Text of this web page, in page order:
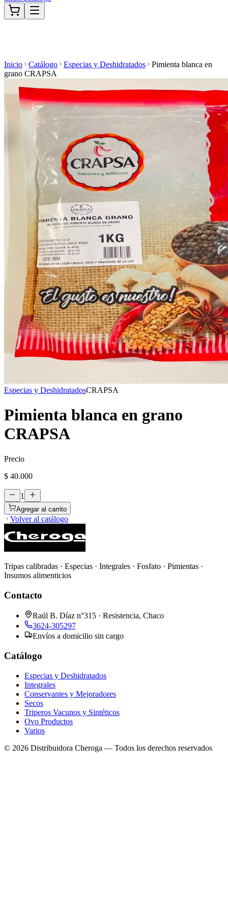
Inicio Catálogo Especias y Deshidratados
Pimienta blanca en
grano CRAPSA
Especias y DeshidratadosCRAPSA
Pimienta blanca en grano
CRAPSA
Precio
$ 40.000
1
Agregar al carrito
Volver al catálogo
Tripas calibradas · Especias · Integrales · Fosfato · Pimientas ·
Insumos alimenticios
Contacto
Raúl B. Díaz n°315 · Resistencia, Chaco
3624-305297
Envíos a domicilio sin cargo
Catálogo
Especias y Deshidratados
Integrales
Conservantes y Mejoradores
Secos
Triperos Vacunos y Sintéticos
Ovo Productos
Varios
© 2026 Distribuidora Cheroga — Todos los derechos reservados